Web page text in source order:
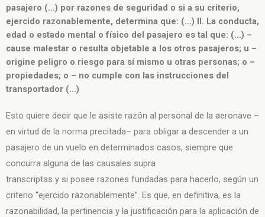
pasajero (…) por razones de seguridad o si a su criterio,
ejercido razonablemente, determina que: (…) II. La conducta,
edad o estado mental o físico del pasajero es tal que: (…) –
cause malestar o resulta objetable a los otros pasajeros; u –
origine peligro o riesgo para sí mismo u otras personas; o –
propiedades; o – no cumple con las instrucciones del
transportador (…)
Esto quiere decir que le asiste razón al personal de la aeronave –
en virtud de la norma precitada– para obligar a descender a un
pasajero de un vuelo en determinados casos, siempre que
concurra alguna de las causales supra
transcriptas y si posee razones fundadas para hacerlo, según un
criterio “ejercido razonablemente”. Es que, en definitiva, es la
razonabilidad, la pertinencia y la justificación para la aplicación de